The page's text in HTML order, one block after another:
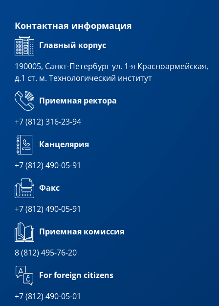
Контактная информация
Главный корпус
190005, Санкт-Петербург ул. 1-я Красноармейская,
д.1 ст. м. Технологический институт
Приемная ректора
+7 (812) 316-23-94
Канцелярия
+7 (812) 490-05-91
Факс
+7 (812) 490-05-91
Приемная комиссия
8 (812) 495-76-20
For foreign citizens
+7 (812) 490-05-01